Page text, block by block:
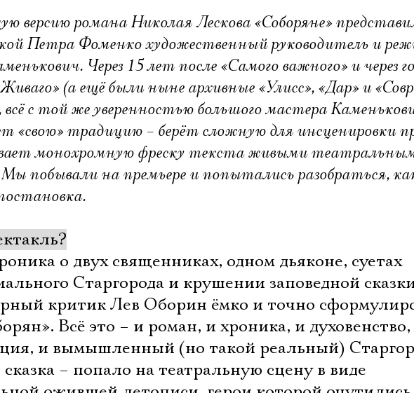
версию романа Николая Лескова «Соборяне»
Петра Фоменко художественный руководитель и
Через 15 лет после «Самого важного» и через
(а ещё были ныне архивные «Улисс», «Дар» и
всё с той же уверенностью большого мастера
«свою» традицию – берёт сложную для инсценировки
монохромную фреску текста живыми
побывали на премьере и попытались разобраться,
о двух священниках, одном дьяконе, суетах
Старгорода и крушении заповедной
критик Лев Оборин ёмко и точно
Всё это – и роман, и хроника, и духовенство,
и вымышленный (но такой реальный)
сказка – попало на театральную сцену в виде